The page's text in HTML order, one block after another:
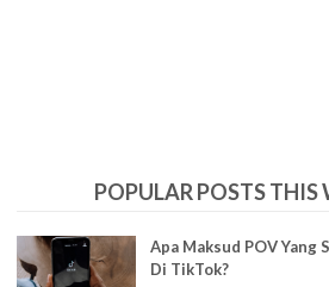
POPULAR POSTS THIS
Apa Maksud POV Yang
Di TikTok?